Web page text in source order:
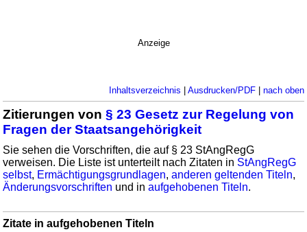
Anzeige
Inhaltsverzeichnis | Ausdrucken/PDF| nach oben
Zitierungen von§ 23 Gesetz zur Regelung von
Fragen der Staatsangehörigkeit
Sie sehen die Vorschriften, die auf § 23 StAngRegG
verweisen. Die Liste ist unterteilt nach Zitaten in StAngRegG
selbst, Ermächtigungsgrundlagen,anderen geltenden Titeln,
Änderungsvorschriften und inaufgehobenen Titeln.
Zitate in aufgehobenen Titeln